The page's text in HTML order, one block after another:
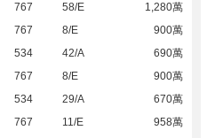
767 58/E
1,280萬
767 8/E
900萬
534 42/A
690萬
767 8/E
900萬
534 29/A
670萬
767 11/E
958萬